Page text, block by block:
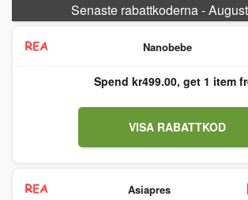
Senaste rabattkoderna -
Nanobebe
Spend kr499.00, get 1 item
VISA RABATTKOD
Asiapres